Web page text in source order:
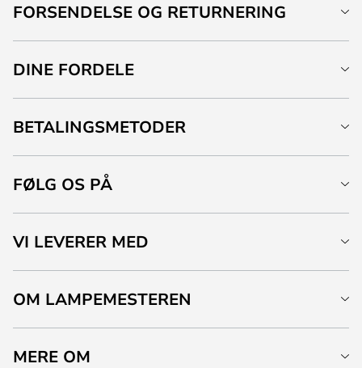
FORSENDELSE OG RETURNERING
DINE FORDELE
BETALINGSMETODER
FØLG OS PÅ
VI LEVERER MED
OM LAMPEMESTEREN
MERE OM